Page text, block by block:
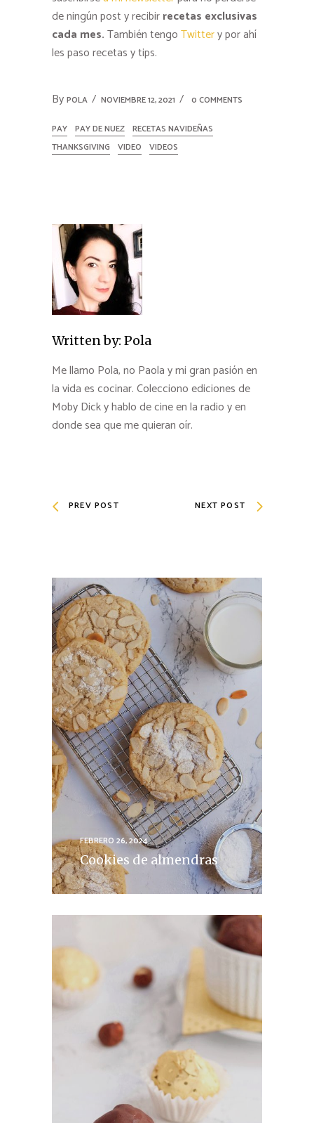
de ningún post y recibirrecetas exclusivas
cada mes.También tengoTwittery por ahí
les paso recetas y tips.
By POLA NOVIEMBRE 12, 2021 0 COMMENTS
PAY PAY DE NUEZ RECETAS NAVIDEÑAS
THANKSGIVING
VIDEO VIDEOS
Written by: Pola
Me llamo Pola, no Paola y mi gran pasión en
la vida es cocinar. Colecciono ediciones de
Moby Dick y hablo de cine en la radio y en
donde sea que me quieran oír.
PREV POST NEXT POST
FEBRERO 26, 2024
Cookies de almendras